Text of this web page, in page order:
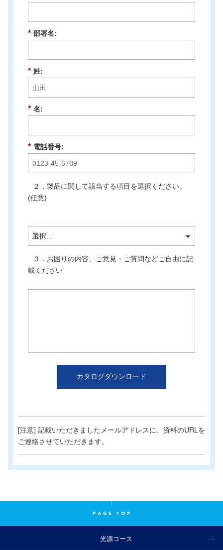
* 部署名:
* 姓:
* 名:
* 電話番号:
２．製品に関して該当する項目を選択ください。
(任意)
３．お困りの内容、ご意見・ご質問などご自由に記
載ください
カタログダウンロード
[注意] 記載いただきましたメールアドレスに、資料のURLを
ご連絡させていただきます。
光源コース